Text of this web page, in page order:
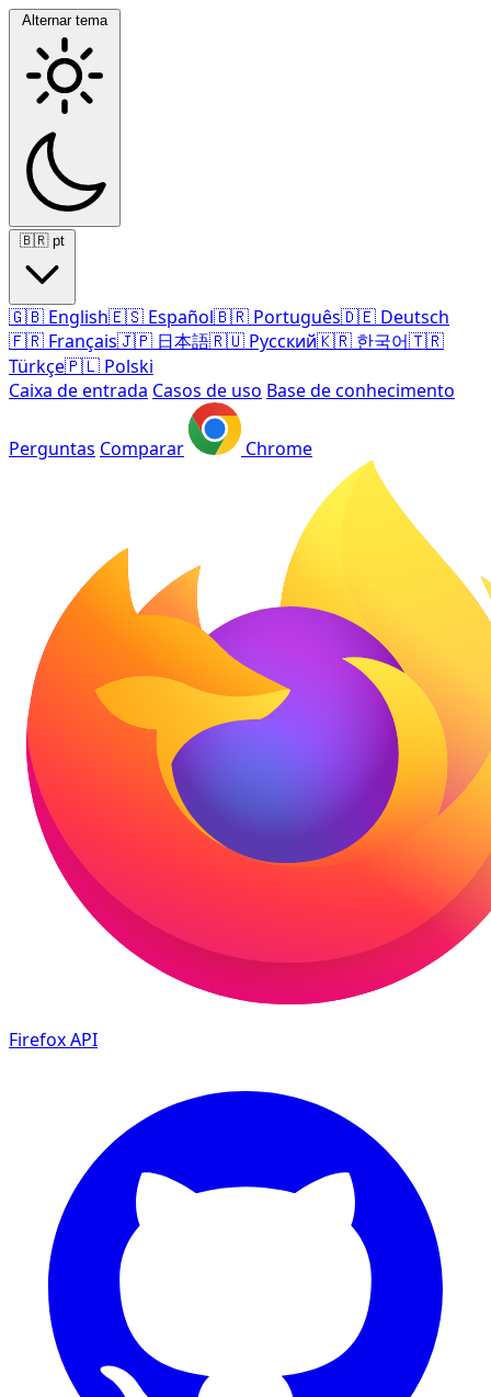
Alternar tema
🇧🇷 pt
🇬🇧 English🇪🇸 Español🇧🇷 Português🇩🇪 Deutsch
🇫🇷 Français🇯🇵 日本語🇷🇺 Русский🇰🇷 한국어🇹🇷
Türkçe🇵🇱 Polski
Caixa de entrada Casos de uso Base de conhecimento
Perguntas Comparar Chrome
FirefoxAPI